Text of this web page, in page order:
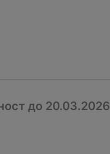
до 20.03.2026